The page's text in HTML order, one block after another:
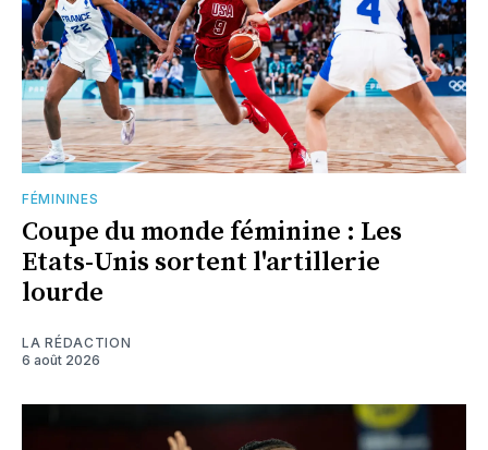
FÉMININES
Coupe du monde féminine : Les
Etats-Unis sortent l'artillerie
lourde
LA RÉDACTION
6 août 2026